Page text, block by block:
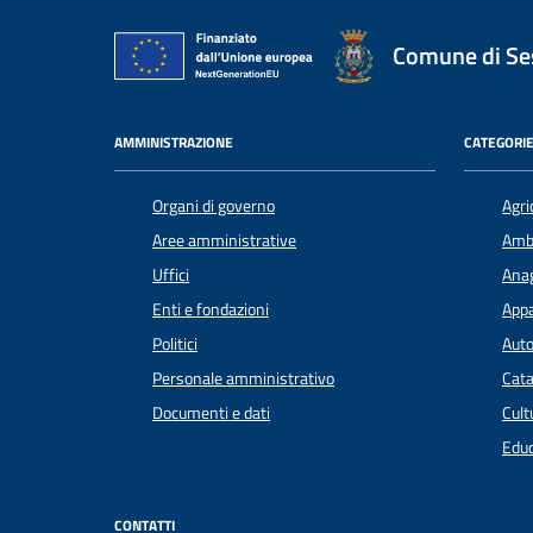
Comune di
AMMINISTRAZIONE
Organi di governo
Aree amministrative
Uffici
Enti e fondazioni
Politici
Personale amministrativo
Documenti e dati
CONTATTI